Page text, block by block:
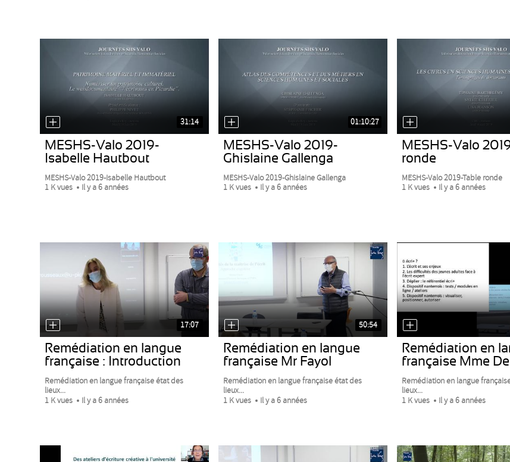
31:14
MESHS-Valo 2019-
Isabelle Hautbout
MESHS-Valo 2019-Isabelle Hautbout
1 K vues
Il y a 6 années
01:10:27
MESHS-Valo 2019-
Ghislaine Gallenga
MESHS-Valo 2019-Ghislaine Gallenga
1 K vues
Il y a 6 années
MESHS-Valo
ronde
MESHS-Valo 2019-Table ronde
1 K vues
Il y a 6 années
17:07
Remédiation en langue
française : Introduction
Remédiation en langue française état des
lieux...
1 K vues
Il y a 6 années
50:54
Remédiation en langue
française Mr Fayol
Remédiation en langue française état des
lieux...
1 K vues
Il y a 6 années
Remédiation en
française Mme
Remédiation en langue
lieux...
1 K vues
Il y a 6 années